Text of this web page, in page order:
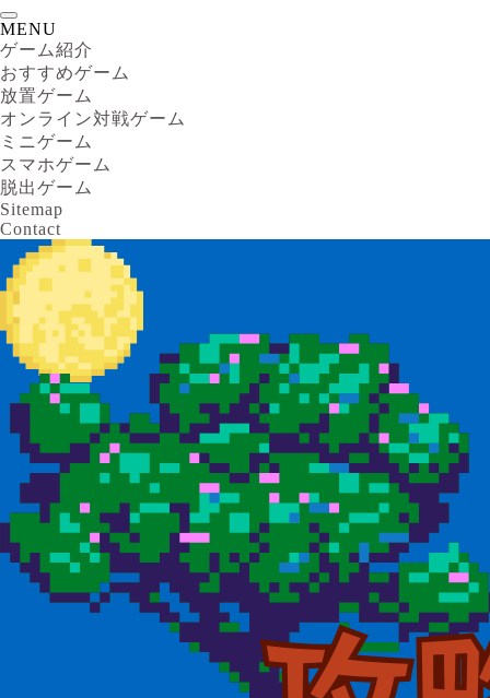
MENU
ゲーム紹介
おすすめゲーム
放置ゲーム
オンライン対戦ゲーム
ミニゲーム
スマホゲーム
脱出ゲーム
Sitemap
Contact